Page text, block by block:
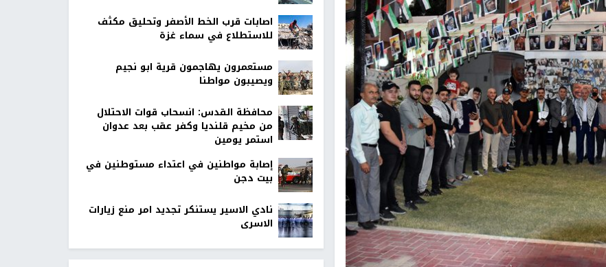
اصابات قرب الخط الأصفر وتحليق مكثف
للاستطلاع في سماء غزة
مستعمرون يهاجمون قرية ابو نجيم
ويصيبون مواطنا
محافظة القدس: انسحاب قوات الاحتلال
من مخيم قلنديا وكفر عقب بعد عدوان
استمر يومين
إصابة مواطنين في اعتداء مستوطنين في
بيت دجن
نادي الاسير يستنكر تجديد امر منع زيارات
الاسرى